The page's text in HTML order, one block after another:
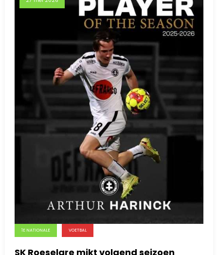
1E NATIONALE VOETBAL
SK Roeselare mikt volgend seizoen